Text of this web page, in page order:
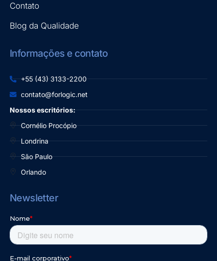
Contato
Blog da Qualidade
Informações e contato
+55 (43) 3133-2200
contato@forlogic.net
Nossos escritórios:
Cornélio Procópio
Londrina
São Paulo
Orlando
Newsletter